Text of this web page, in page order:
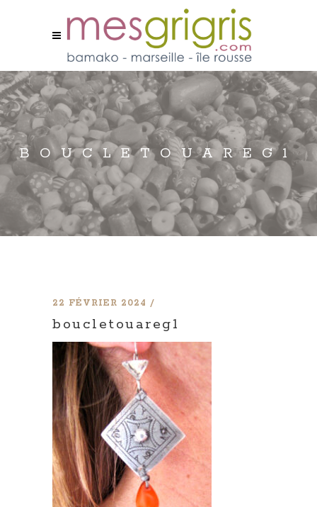
BOUCLETOUAREG1
22 FÉVRIER 2024
boucletouareg1